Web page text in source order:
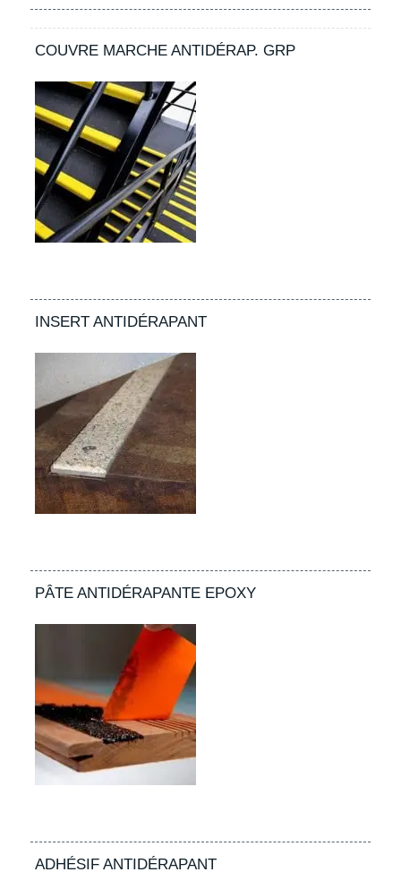
COUVRE MARCHE ANTIDÉRAP. GRP
INSERT ANTIDÉRAPANT
PÂTE ANTIDÉRAPANTE EPOXY
ADHÉSIF ANTIDÉRAPANT